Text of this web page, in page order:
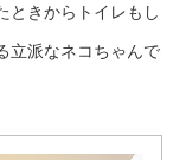
ときからトイレもし
立派なネコちゃんで